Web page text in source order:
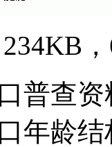
普查
年龄